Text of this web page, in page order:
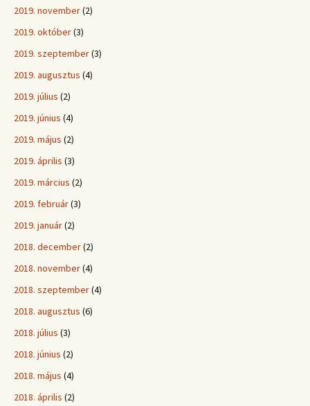
2019. november(2)
2019. október(3)
2019. szeptember(3)
2019. augusztus (4)
2019. július (2)
2019. június (4)
2019. május (2)
2019. április (3)
2019. március (2)
2019. február(3)
2019. január(2)
2018. december(2)
2018. november(4)
2018. szeptember(4)
2018. augusztus (6)
2018. július (3)
2018. június (2)
2018. május (4)
2018. április (2)